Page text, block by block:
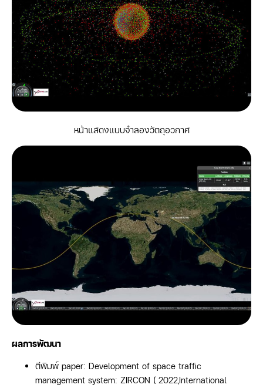
หน้าแสดงแบบจำลองวัตถุอวกาศ
ผลการพัฒนา
ตีพิมพ์ paper: Development of space traffic
management system: ZIRCON ( 2022,International